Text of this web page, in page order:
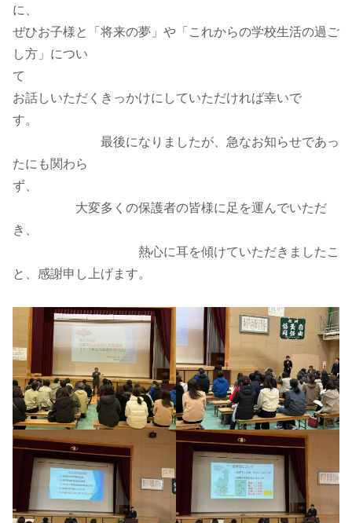
に、
ぜひお子様と「将来の夢」や「これからの学校生活の過ご
し方」につい
て
お話しいただくきっかけにしていただければ幸いで
す。
最後になりましたが、急なお知らせであっ
たにも関わら
ず、
大変多くの保護者の皆様に足を運んでいただ
き、
熱心に耳を傾けていただきましたこ
と、感謝申し上げます。